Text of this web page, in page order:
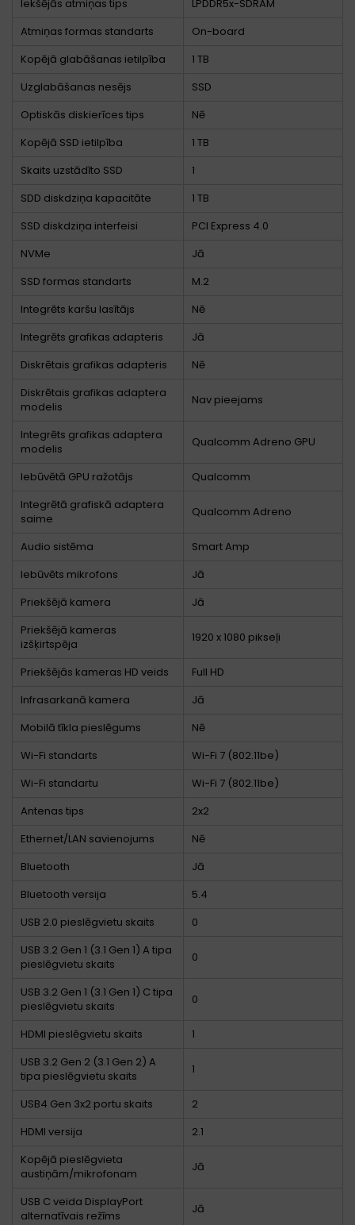
Iekšējās atmiņas tips
LPDDR5x-SDRAM
Atmiņas formas standarts
On-board
Kopējā glabāšanas ietilpība
1 TB
Uzglabāšanas nesējs
SSD
Optiskās diskierīces tips
Nē
Kopējā SSD ietilpība
1 TB
Skaits uzstādīto SSD
1
SDD diskdziņa kapacitāte
1 TB
SSD diskdziņa interfeisi
PCI Express 4.0
NVMe
Jā
SSD formas standarts
M.2
Integrēts karšu lasītājs
Nē
Integrēts grafikas adapteris
Jā
Diskrētais grafikas adapteris
Nē
Diskrētais grafikas adaptera
modelis
Nav pieejams
Integrēts grafikas adaptera
modelis
Qualcomm Adreno GPU
Iebūvētā GPU ražotājs
Qualcomm
Integrētā grafiskā adaptera
saime
Qualcomm Adreno
Audio sistēma
Smart Amp
Iebūvēts mikrofons
Jā
Priekšējā kamera
Jā
Priekšējā kameras
izšķirtspēja
1920 x 1080 pikseļi
Priekšējās kameras HD veids
Full HD
Infrasarkanā kamera
Jā
Mobilā tīkla pieslēgums
Nē
Wi-Fi standarts
Wi-Fi 7 (802.11be)
Wi-Fi standartu
Wi-Fi 7 (802.11be)
Antenas tips
2x2
Ethernet/LAN savienojums
Nē
Bluetooth
Jā
Bluetooth versija
5.4
USB 2.0 pieslēgvietu skaits
0
USB 3.2 Gen 1 (3.1 Gen 1) A tipa
pieslēgvietu skaits
0
USB 3.2 Gen 1 (3.1 Gen 1) C tipa
pieslēgvietu skaits
0
HDMI pieslēgvietu skaits
1
USB 3.2 Gen 2 (3.1 Gen 2) A
tipa pieslēgvietu skaits
1
USB4 Gen 3x2 portu skaits
2
HDMI versija
2.1
Kopējā pieslēgvieta
austiņām/mikrofonam
Jā
USB C veida DisplayPort
alternatīvais režīms
Jā